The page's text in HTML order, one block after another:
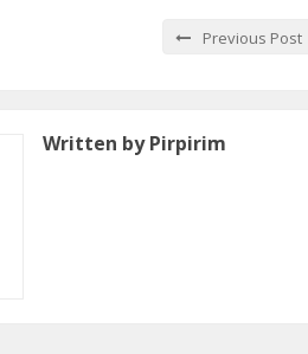
Previous Post
Written by Pirpirim